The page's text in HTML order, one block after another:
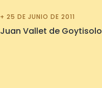
+ 25 DE JUNIO DE 2011
Juan Vallet de Goytisolo